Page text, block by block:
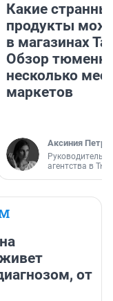
Какие
продукты
в магазинах
Обзор
несколько
маркетов
Аксиния
Руководитель
агентства в
от